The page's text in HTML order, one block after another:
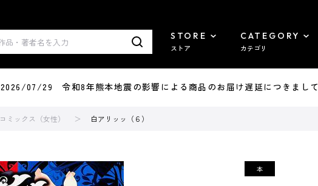
STORE
ストア
CATEGORY
カテゴリ
2026/07/29 令和8年熊本地震の影響による商品のお届け遅延につきまして
コミックス（女性） 白アリッッ（６）